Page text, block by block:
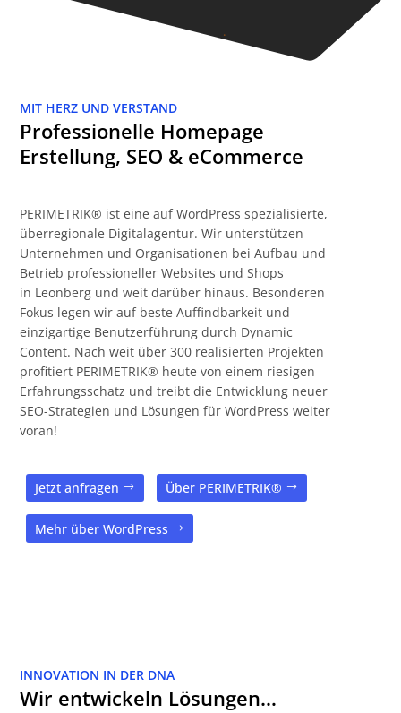
MIT HERZ UND VERSTAND
Professionelle Homepage
Erstellung, SEO & eCommerce
PERIMETRIK® ist eine auf WordPress spezialisierte,
überregionale Digitalagentur. Wir unterstützen
Unternehmen und Organisationen bei Aufbau und
Betrieb professioneller Websites und Shops
in Leonberg und weit darüber hinaus. Besonderen
Fokus legen wir auf beste Auffindbarkeit und
einzigartige Benutzerführung durch Dynamic
Content. Nach weit über 300 realisierten Projekten
profitiert PERIMETRIK® heute von einem riesigen
Erfahrungsschatz und treibt die Entwicklung neuer
SEO-Strategien und Lösungen für WordPress weiter
voran!
Jetzt anfragen Über PERIMETRIK®
Mehr über WordPress
INNOVATION IN DER DNA
Wir entwickeln Lösungen…